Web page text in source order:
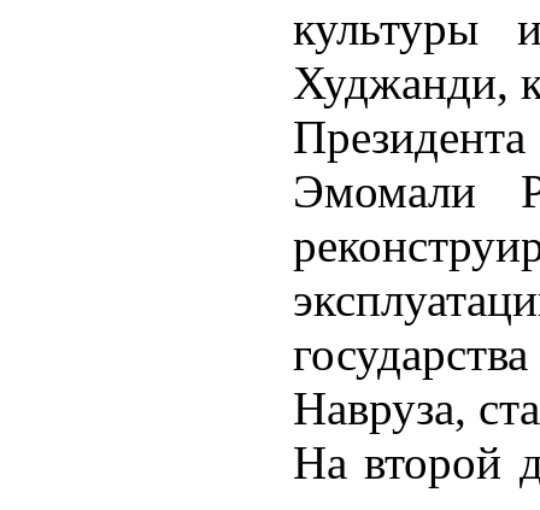
культуры
Худжанди,
Эмомали
Навруза,
На второй